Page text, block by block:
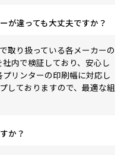
が違っても大丈夫ですか？
取り扱っている各メーカーの
内で検証しており、安心し
リンターの印刷幅に対応し
しておりますので、最適な組
か？